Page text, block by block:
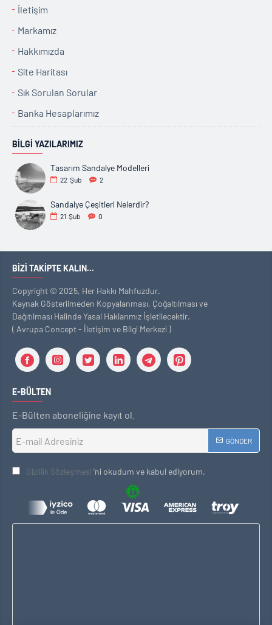
İletişim
Markamız
Hakkımızda
Site Haritası
Sık Sorulan Sorular
Banka Hesaplarımız
BILGI YAZILARIMIZ
Tasarım Sandalye Modelleri
22 Şub 2
Sandalye Çeşitleri Nelerdir?
21 Şub 0
BIZI TAKIPTE KALIN...
Copyright © 2025, Her Hakkı Mahfuzdur.
Kaynak Gösterilmeden Kopyalanması, Çoğaltılması ve
Dağıtılması Halinde Yasal Haklarımız İşletilecektir.
( Avrupa Concept - İletişim ve Bilgi Merkezi )
E-BÜLTEN
E-Bülten aboneliğine kayıt ol.
GÖNDER
Gizlilik Sözleşmesi 'ni okudum ve kabul ediyorum.